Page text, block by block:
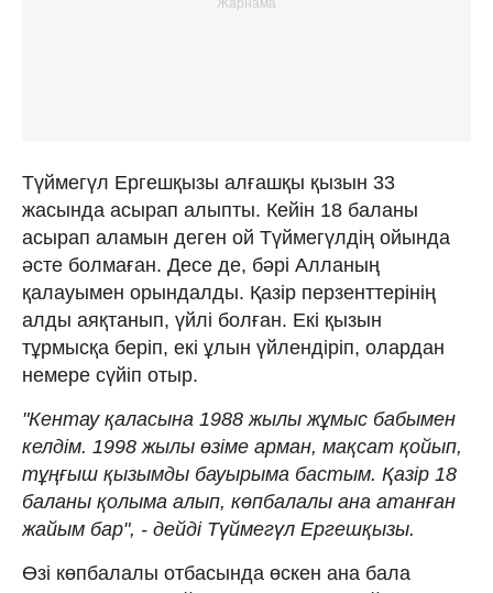
Түймегүл Ергешқызы алғашқы қызын 33
жасында асырап алыпты. Кейін 18 баланы
асырап аламын деген ой Түймегүлдің ойында
әсте болмаған. Десе де, бәрі Алланың
қалауымен орындалды. Қазір перзенттерінің
алды аяқтанып, үйлі болған. Екі қызын
тұрмысқа беріп, екі ұлын үйлендіріп, олардан
немере сүйіп отыр.
"Кентау қаласына 1988 жылы жұмыс бабымен
келдім. 1998 жылы өзіме арман, мақсат қойып,
тұңғыш қызымды бауырыма бастым. Қазір 18
баланы қолыма алып, көпбалалы ана атанған
жайым бар", - дейді Түймегүл Ергешқызы.
Өзі көпбалалы отбасында өскен ана бала